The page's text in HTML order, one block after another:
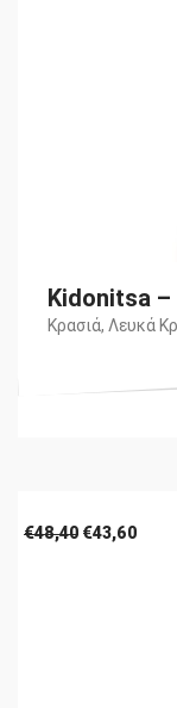
Kidonitsa –
Κρασιά, Λευκά
€48,40 Original
€43,60Η